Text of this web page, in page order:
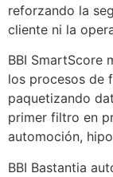
reforzando la
cliente ni la
BBI SmartScore
los procesos de
paquetizando
primer filtro en
automoción,
BBI Bastantia